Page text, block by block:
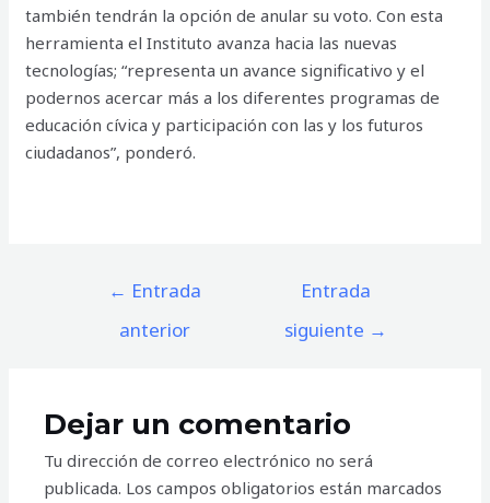
también tendrán la opción de anular su voto. Con esta
herramienta el Instituto avanza hacia las nuevas
tecnologías; “representa un avance significativo y el
podernos acercar más a los diferentes programas de
educación cívica y participación con las y los futuros
ciudadanos”, ponderó.
Navegación
entradas
← Entrada
anterior
Entrada
siguiente →
Dejar un comentario
Tu dirección de correo electrónico no será
publicada. Los campos obligatorios están marcados